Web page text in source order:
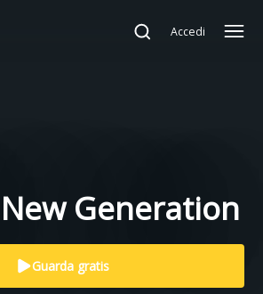
Accedi
Generation
Guarda gratis